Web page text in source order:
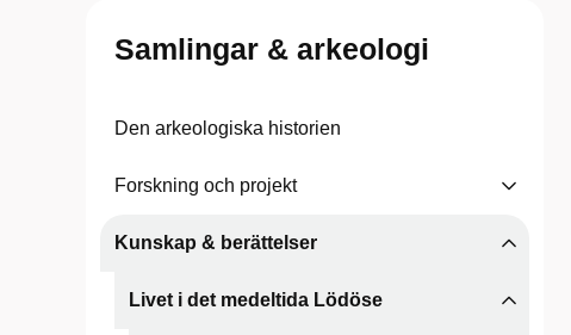
Samlingar & arkeologi
Den arkeologiska historien
Forskning och projekt
Kunskap & berättelser
Livet i det medeltida Lödöse